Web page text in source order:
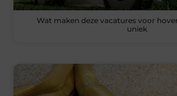
Wat maken deze vacatures voor
uniek